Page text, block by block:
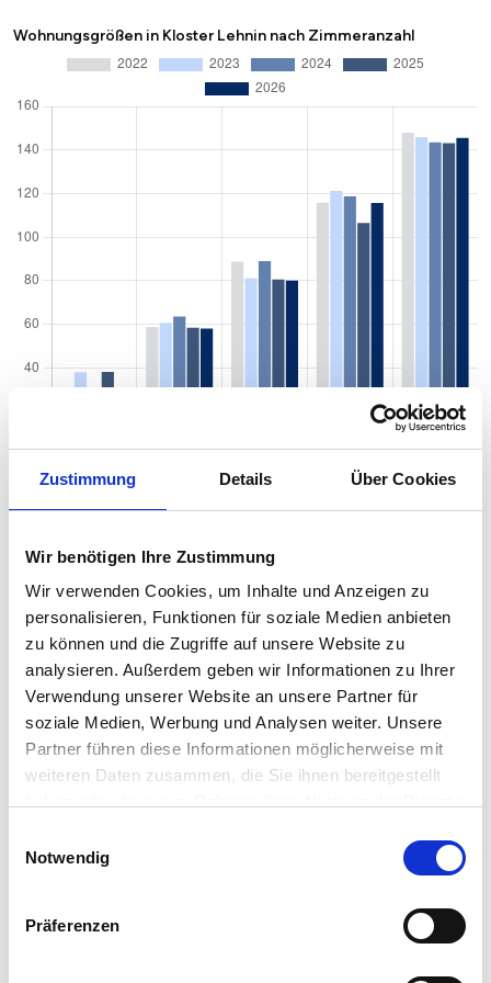
Zustimmung Details Über Cookies
Wir benötigen Ihre Zustimmung
Wir verwenden Cookies, um Inhalte und Anzeigen zu
personalisieren, Funktionen für soziale Medien anbieten
zu können und die Zugriffe auf unsere Website zu
analysieren. Außerdem geben wir Informationen zu Ihrer
Verwendung unserer Website an unsere Partner für
soziale Medien, Werbung und Analysen weiter. Unsere
Partner führen diese Informationen möglicherweise mit
weiteren Daten zusammen, die Sie ihnen bereitgestellt
Notwendig
Präferenzen
Wohnungsgrößen in Kloster Lehnin nach Zimmeranzahl
Quadratmeterpreise in Kloster Lehnin für
Wohnungen nach Wohnungstyp
Wohnungspreise /m2 2024 2025 2026
zum
Sonstige 3.815 € 3.710 € 3.759 €
+1,32 %
Erdgeschosswohnung 3.605 € 3.536 € 3.459 €
-77,19
+0,87
-1,79 %
+2,28